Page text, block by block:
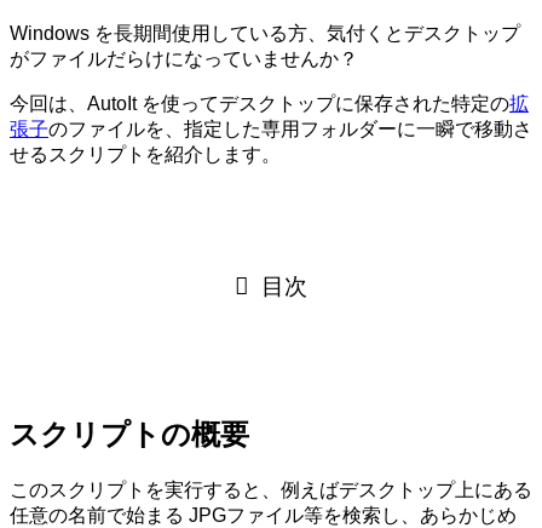
Windows を長期間使用している方、気付くとデスクトップ
がファイルだらけになっていませんか？
今回は、AutoIt を使ってデスクトップに保存された特定の拡
張子のファイルを、指定した専用フォルダーに一瞬で移動さ
せるスクリプトを紹介します。
目次
スクリプトの概要
このスクリプトを実行すると、例えばデスクトップ上にある
任意の名前で始まる JPGファイル等を検索し、あらかじめ